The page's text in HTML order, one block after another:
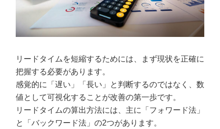
リードタイムを短縮するためには、まず現状を正確に
把握する必要があります。
感覚的に「遅い」「長い」と判断するのではなく、数
値として可視化することが改善の第一歩です。
リードタイムの算出方法には、主に「フォワード法」
と「バックワード法」の2つがあります。